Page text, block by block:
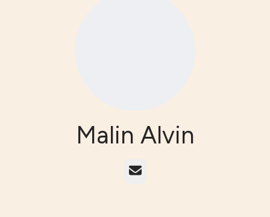
Malin Alvin
E-post